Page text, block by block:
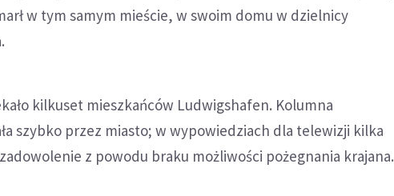
w tym samym mieście, w swoim domu w dzielnicy
kilkuset mieszkańców Ludwigshafen. Kolumna
szybko przez miasto; w wypowiedziach dla telewizji kilka
z powodu braku możliwości pożegnania krajana.